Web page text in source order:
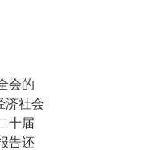
会的
济社会
十届
告还